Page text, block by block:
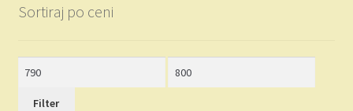
Sortiraj po ceni
Filter